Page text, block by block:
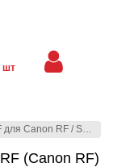
для Canon RF /Samyang
(Canon RF)
шт